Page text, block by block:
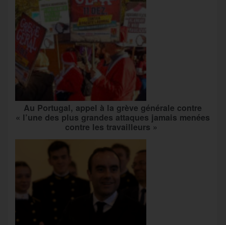
Au Portugal, appel à la grève générale contre
« l’une des plus grandes attaques jamais menées
contre les travailleurs »